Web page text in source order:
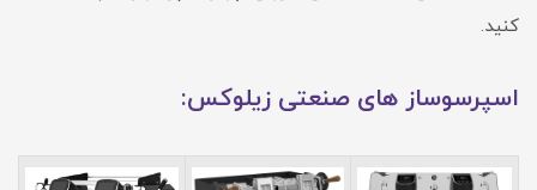
کنید.
اسپرسوساز های صنعتی زیلوکس: